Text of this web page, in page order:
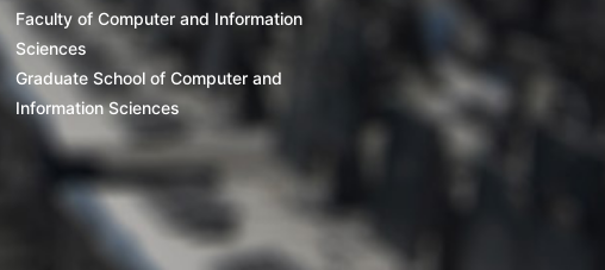
Faculty of Computer and Information
Sciences
Graduate School of Computer and
Information Sciences